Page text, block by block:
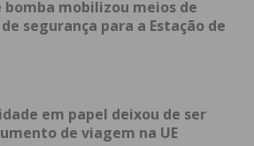
a newsletter do
Imediato
bomba mobilizou meios de
segurança para a Estação de
em papel deixou de ser
de viagem na UE